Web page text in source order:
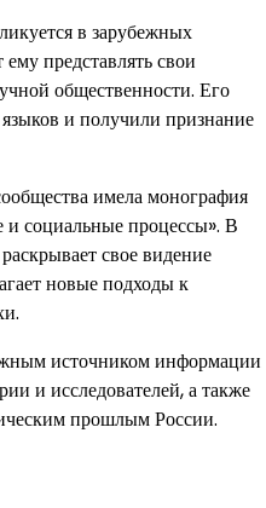
в зарубежных
представлять свои
общественности. Его
и получили признание
имела монография
и социальные процессы». В
свое видение
новые подходы к
источником информации
и исследователей, а также
прошлым России.